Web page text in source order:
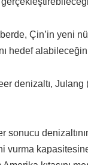
Çin’in yeni
hedef
denizaltı, Julang
sonucu
vurma